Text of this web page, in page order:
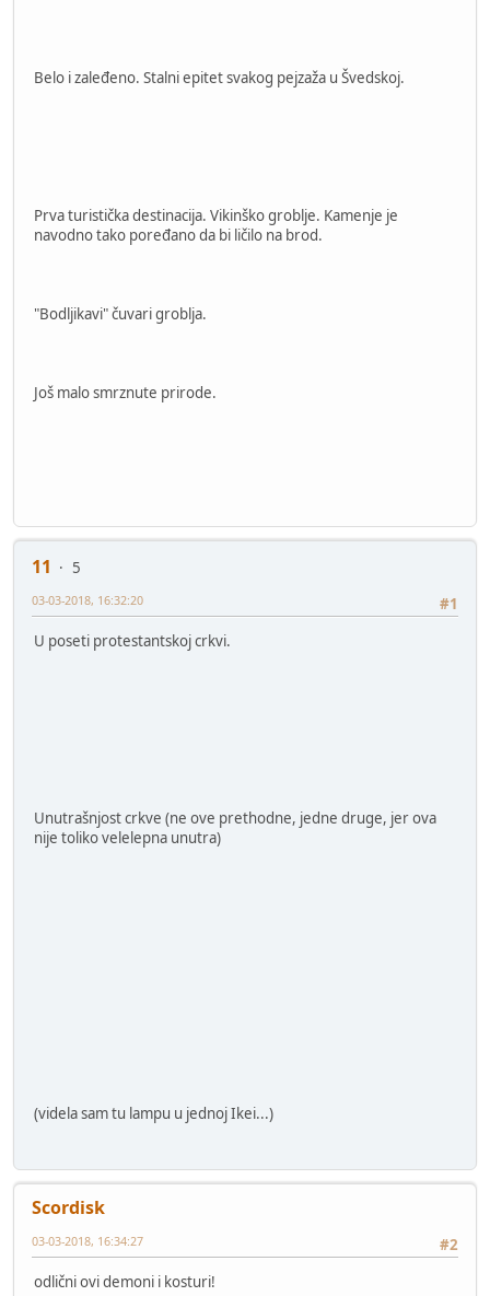
Belo i zaleđeno. Stalni epitet svakog pejzaža u Švedskoj.
Prva turistička destinacija. Vikinško groblje. Kamenje je
navodno tako poređano da bi ličilo na brod.
"Bodljikavi" čuvari groblja.
Još malo smrznute prirode.
11
5
#1
03-03-2018, 16:32:20
U poseti protestantskoj crkvi.
Unutrašnjost crkve (ne ove prethodne, jedne druge, jer ova
nije toliko velelepna unutra)
(videla sam tu lampu u jednoj Ikei...)
Scordisk
#2
03-03-2018, 16:34:27
odlični ovi demoni i kosturi!